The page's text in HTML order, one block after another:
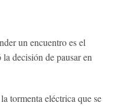
un encuentro es el
decisión de pausar en
tormenta eléctrica que se